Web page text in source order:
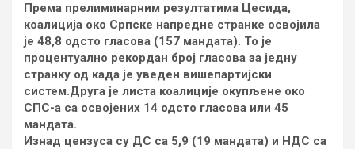
Према прелиминарним резултатима Цесида,
коалиција око Српске напредне странке освојила
је 48,8 одсто гласова (157 мандата). То је
процентуално рекордан број гласова за једну
странку од када је уведен вишепартијски
систем.Друга је листа коалиције окупљене око
СПС-а са освојених 14 одсто гласова или 45
мандата.
Изнад цензуса су ДС са 5,9 (19 мандата) и НДС са